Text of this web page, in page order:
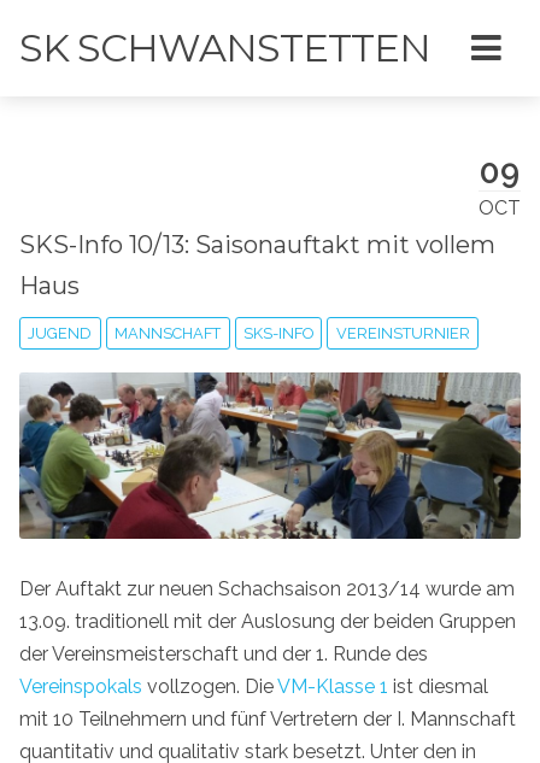
SK SCHWANSTETTEN
09
OCT
SKS-Info 10/13: Saisonauftakt mit vollem
Haus
JUGEND MANNSCHAFT SKS-INFO VEREINSTURNIER
Der Auftakt zur neuen Schachsaison 2013/14 wurde am
13.09. traditionell mit der Auslosung der beiden Gruppen
der Vereinsmeisterschaft und der 1. Runde des
Vereinspokals vollzogen. DieVM-Klasse 1 ist diesmal
mit 10 Teilnehmern und fünf Vertretern der I. Mannschaft
quantitativ und qualitativ stark besetzt. Unter den in